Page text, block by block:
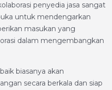
penyedia jasa sangat
untuk mendengarkan
masukan yang
dalam mengembangkan
biasanya akan
secara berkala dan siap